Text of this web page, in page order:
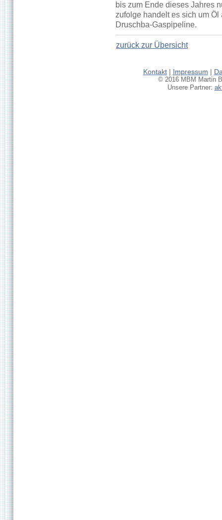
bis zum Ende dieses Jahres
zufolge handelt es sich um
Druschba-Gaspipeline.
zurück zur Übersicht
Kontakt| Impressum |
© 2016 MBM Martin
Unsere Partner: